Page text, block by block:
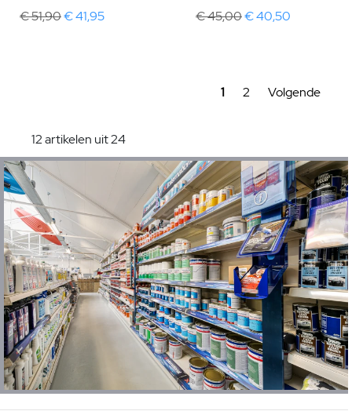
€ 51,90€ 41,95 € 45,00€ 40,50
1 2 Volgende
12 artikelen uit 24